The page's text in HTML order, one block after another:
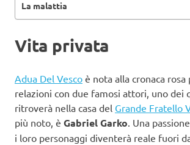
La malattia
Vita privata
Adua Del Vesco è nota alla cronaca rosa
relazioni con due famosi attori, uno dei
ritroverà nella casa del Grande Fratello
più noto, è Gabriel Garko. Una
i loro personaggi diventerà reale fuori